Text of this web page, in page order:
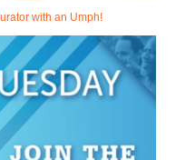
with an Umph!